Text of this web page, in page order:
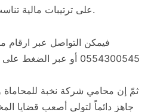
على ترتيبات مالية تناسب حالتك الشخصية.
فيمكن التواصل عبر ارقام
0554300545 أو عبر الضغط على
ثمّ إن محامي شركة نخبة للمحاماة
جاهز دائماً لتولي أصعب قضايا